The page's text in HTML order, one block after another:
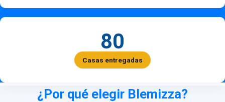
80
Casas entregadas
¿Por qué elegir Blemizza?